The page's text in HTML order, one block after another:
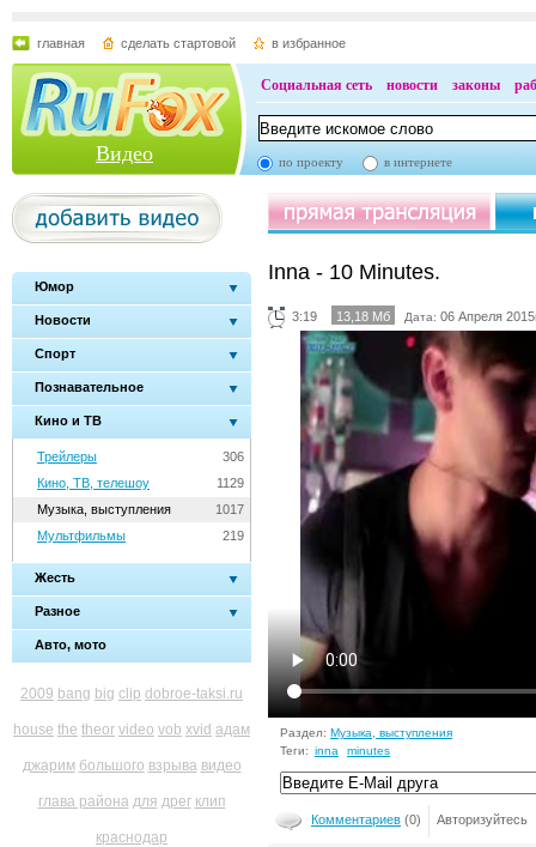
главная сделать стартовой в избранное
Видео
Социальная сеть новости законы
по проекту в интернете
Юмор
Новости
Спорт
Познавательное
Кино и ТВ
306
Трейлеры
1129
Кино, ТВ, телешоу
1017
Музыка, выступления
219
Мультфильмы
Жесть
Разное
Авто, мото
2009 bang big clip dobroe-taksi.ru
house the theor video vob xvid адам
джарим большого взрыва видео
глава района для дрег клип
краснодар
Inna - 10 Minutes.
3:19 13,18 Мб Дата: 06 Апреля
Раздел: Музыка, выступления
Теги: inna minutes
Комментариев (0) Авторизуйтесь